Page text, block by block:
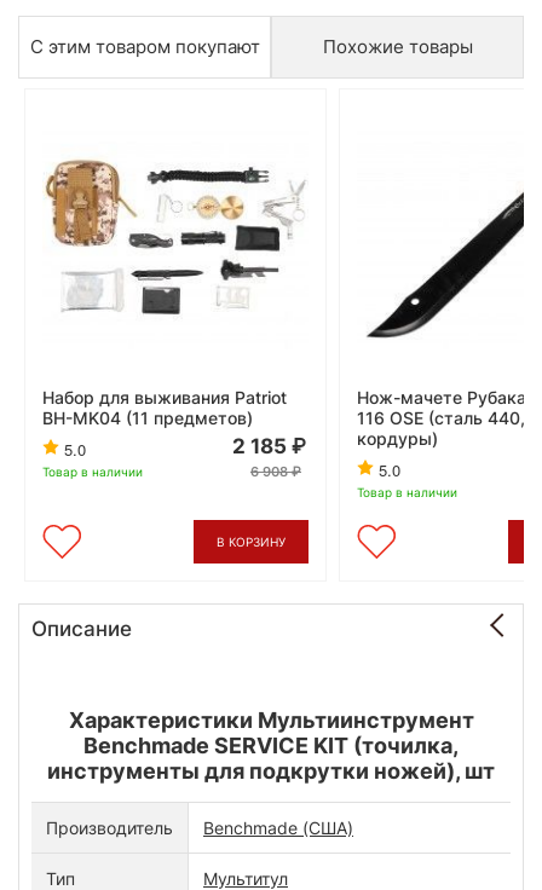
С этим товаром покупают Похожие товары
Набор для выживания Patriot
BH-MK04 (11 предметов)
5.0
Товар в наличии
2 185
6 908
В КОРЗИНУ
Нож-мачете Рубака
116 OSE (сталь 440,
кордуры)
5.0
Товар в наличии
Описание
Характеристики Мультиинструмент
Benchmade SERVICE KIT (точилка,
инструменты для подкрутки ножей), шт
Производитель Benchmade (США)
Тип Мультитул